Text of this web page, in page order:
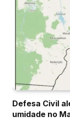
Defesa Civil
umidade no